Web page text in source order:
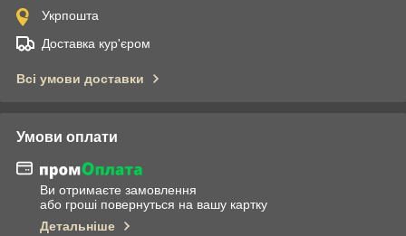
Укрпошта
Доставка кур'єром
Всі умови доставки
Умови оплати
Ви отримаєте замовлення
або гроші повернуться на вашу картку
Детальніше